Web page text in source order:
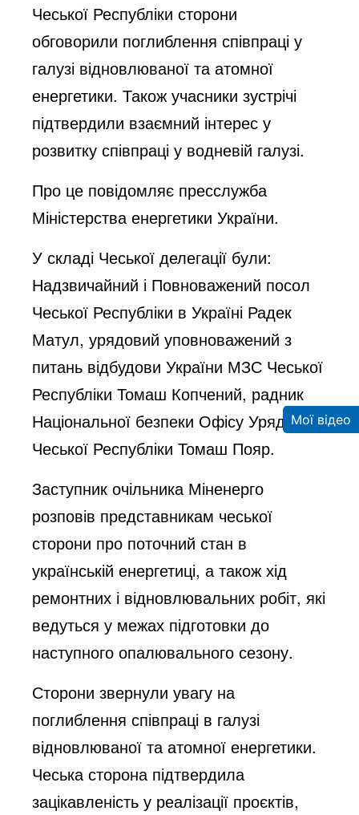
Чеської Республіки сторони
обговорили поглиблення співпраці у
галузі відновлюваної та атомної
енергетики. Також учасники зустрічі
підтвердили взаємний інтерес у
розвитку співпраці у водневій галузі.
Про це повідомляє пресслужба
Міністерства енергетики України.
У складі Чеської делегації були:
Надзвичайний і Повноважений посол
Чеської Республіки в Україні Радек
Матул, урядовий уповноважений з
питань відбудови України МЗС Чеської
Республіки Томаш Копчений, радник
Національної безпеки Офісу Уряду
Чеської Республіки Томаш Пояр.
Заступник очільника Міненерго
розповів представникам чеської
сторони про поточний стан в
українській енергетиці, а також хід
ремонтних і відновлювальних робіт, які
ведуться у межах підготовки до
наступного опалювального сезону.
Сторони звернули увагу на
поглиблення співпраці в галузі
відновлюваної та атомної енергетики.
Чеська сторона підтвердила
зацікавленість у реалізації проєктів,
Мої відео